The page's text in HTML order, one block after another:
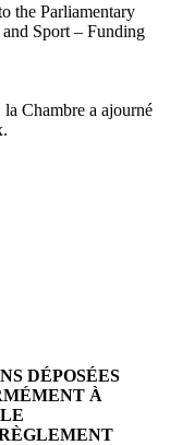
the Parliamentary
Sport – Funding
Chambre a ajourné
DÉPOSÉES
À